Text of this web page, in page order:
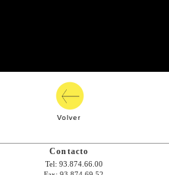
Volver
Contacto
Tel: 93.874.66.00